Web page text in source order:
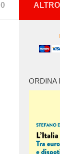
0 ALTRO
ORDINA